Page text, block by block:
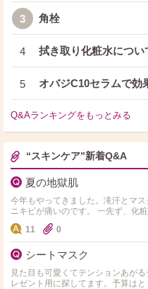
3 角栓
4 拭き取り化粧水につ
5 オバジC10セラムで
Q&Aランキングをもっとみる
“スキンケア”新着Q&A
夏の地獄肌
今年もやってきました。滝汗とマ
ニキビが痛いのです。 一先ず、化
思うんですが、純粋に水分入れる
11 0
シートマスク
見た目も可愛くてテンションあが
レゼント用に探してます。予算はと